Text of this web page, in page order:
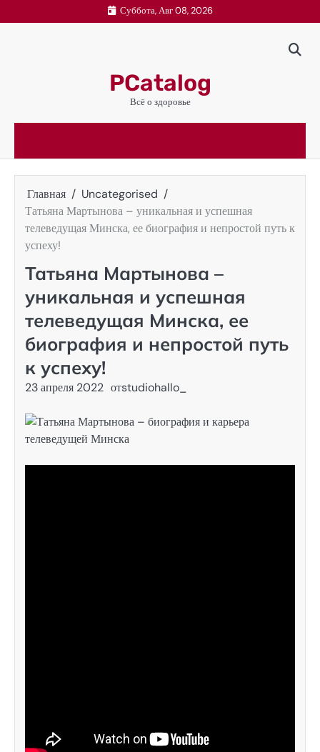
к
Суббота, Авг 08, 2026
PCatalog
Всё о здоровье
Главная
Uncategorised
Татьяна Мартынова – уникальная и успешная
телеведущая Минска, ее биография и непростой путь к
успеху!
Татьяна Мартынова –
уникальная и успешная
телеведущая Минска, ее
биография и непростой путь
к успеху!
23 апреля 2022 отstudiohallo_